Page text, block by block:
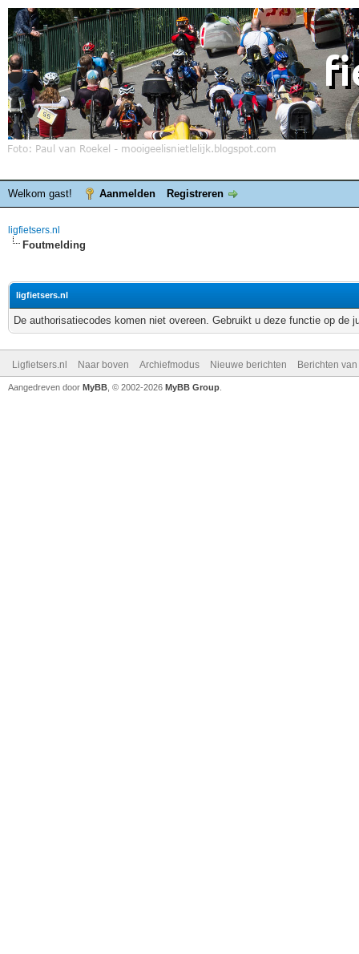
Welkom gast! Aanmelden Registreren
ligfietsers.nl
Foutmelding
ligfietsers.nl
De authorisatiecodes komen niet overeen. Gebruikt u deze functie op de
Ligfietsers.nl Naar boven Archiefmodus Nieuwe berichten Berichten
Aangedreven door MyBB , © 2002-2026 MyBB Group